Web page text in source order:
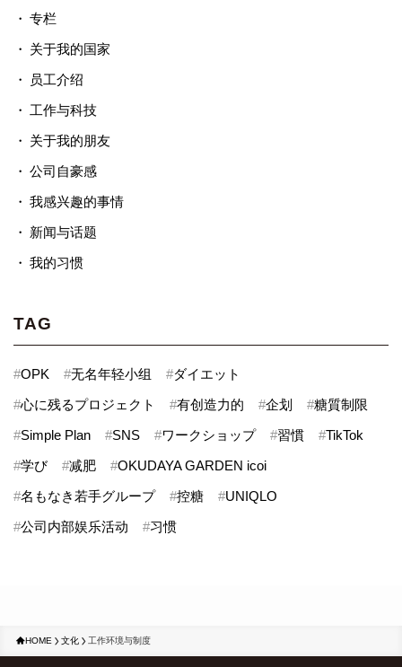
专栏
关于我的国家
员工介绍
工作与科技
关于我的朋友
公司自豪感
我感兴趣的事情
新闻与话题
我的习惯
TAG
#OPK #无名年轻小组 #ダイエット
#心に残るプロジェクト #有创造力的 #企划 #糖質制限
#Simple Plan #SNS #ワークショップ #習慣 #TikTok
#学び #减肥 #OKUDAYA GARDEN icoi
#名もなき若手グループ #控糖 #UNIQLO
#公司内部娱乐活动 #习惯
HOME 文化 工作环境与制度